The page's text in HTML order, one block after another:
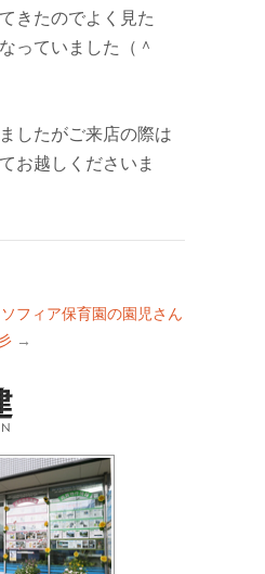
きたのでよく見た
っていました（＾
したがご来店の際は
お越しくださいま
ィア保育園の園児さん
→